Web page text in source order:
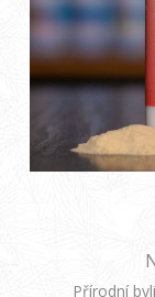
Přírodní